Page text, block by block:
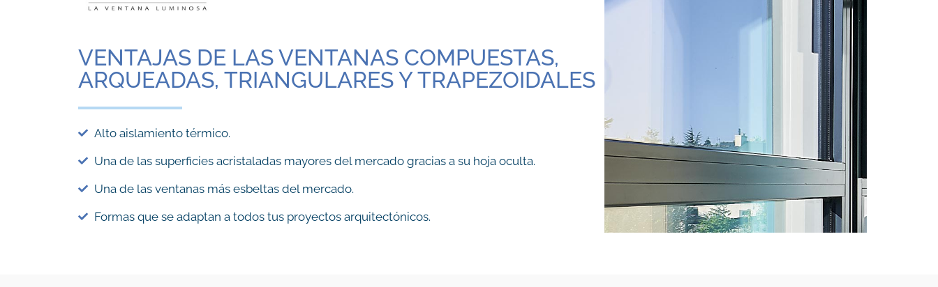
VENTAJAS DE LAS VENTANAS COMPUESTAS,
ARQUEADAS, TRIANGULARES Y TRAPEZOIDALES
Alto aislamiento térmico.
Una de las superficies acristaladas mayores del mercado gracias a su hoja oculta.
Una de las ventanas más esbeltas del mercado.
Formas que se adaptan a todos tus proyectos arquitectónicos.